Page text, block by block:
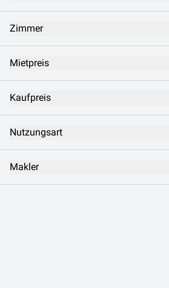
Zimmer
Mietpreis
Kaufpreis
Nutzungsart
Makler